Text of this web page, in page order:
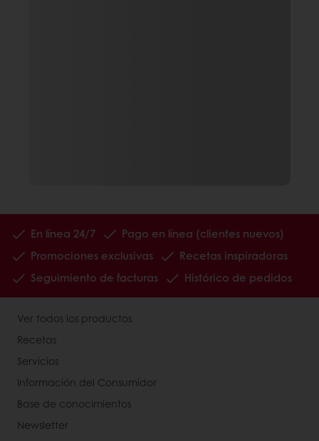
En línea 24/7
Pago en línea (clientes nuevos)
Promociones exclusivas
Recetas inspiradoras
Seguimiento de facturas
Histórico de pedidos
Ver todos los productos
Recetas
Servicios
Información del Consumidor
Base de conocimientos
Newsletter